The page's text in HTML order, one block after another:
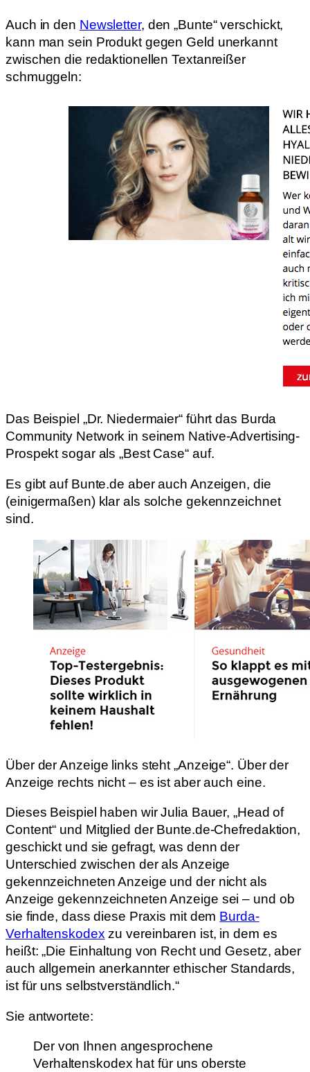
Auch in den Newsletter, den „Bunte“ verschickt,
kann man sein Produkt gegen Geld unerkannt
zwischen die redaktionellen Textanreißer
schmuggeln:
Das Beispiel „Dr. Niedermaier“ führt das Burda
Community Network in seinem Native-Advertising-
Prospekt sogar als „Best Case“ auf.
Es gibt auf Bunte.de aber auch Anzeigen, die
(einigermaßen) klar als solche gekennzeichnet
sind.
Über der Anzeige links steht „Anzeige“. Über der
Anzeige rechts nicht – es ist aber auch eine.
Dieses Beispiel haben wir Julia Bauer, „Head of
Content“ und Mitglied der Bunte.de-Chefredaktion,
geschickt und sie gefragt, was denn der
Unterschied zwischen der als Anzeige
gekennzeichneten Anzeige und der nicht als
Anzeige gekennzeichneten Anzeige sei – und ob
sie finde, dass diese Praxis mit dem Burda-
Verhaltenskodex zu vereinbaren ist, in dem es
heißt: „Die Einhaltung von Recht und Gesetz, aber
auch allgemein anerkannter ethischer Standards,
ist für uns selbstverständlich.“
Sie antwortete:
Der von Ihnen angesprochene
Verhaltenskodex hat für uns oberste